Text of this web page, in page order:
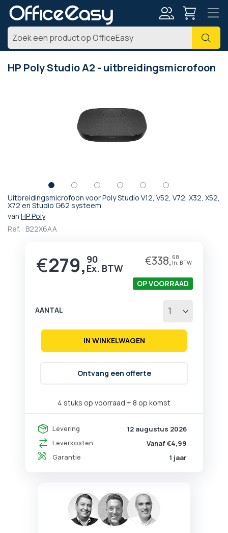
Zoek
HP Poly Studio A2 - uitbreidingsmicrofoon
Uitbreidingsmicrofoon voor Poly Studio V12, V52, V72, X32, X52,
X72 en Studio G62 systeem
van HP Poly
Ref. : B22X6AA
€279, 90 €338, 68
4 stuks op voorraad + 8 op komst
OP VOORRAAD
Levering
12 augustus 2026
Leverkosten
Vanaf €4,99
Garantie
1 jaar
AANTAL
IN WINKELWAGEN
Ontvang een offerte
Ga
naar
begin
afbeeldingen-